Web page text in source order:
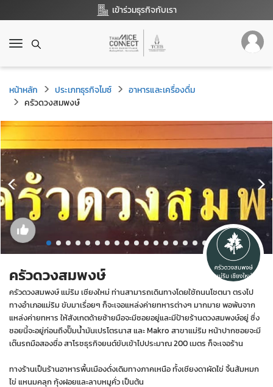
เข้าร่วมธุรกิจกับเรา
T
g
g
l
e
n
v
i
a
t
i
o
n
หน้าหลัก ประเภทธุรกิจไมซ์
อาหารและเครื่องดื่ม
ครัวดวงสมพงษ์
ครัวดวงสมพงษ์
ครัวดวงสมพงษ์ แม่ริม เชียงใหม่ ท่านสามารถเดินทางโดยใช้ถนนโชตนา ตรงไป
ทางอำเภอแม่ริม ขับมาเรื่อยๆ ก็จะเจอแหล่งค่ายทหารต่างๆ มากมาย พอพ้นจาก
แหล่งค่ายทหาร ให้สังเกตด้ายซ้ายมือจะมีซอยอยู่และมีป้ายร้านดวงสมพงษ์อยู่ ซึ่ง
ซอยนี้จะอยู่ก่อนถึงปั๊มน้ำมันเปรโตรนาส และ Makro สาขาแม่ริม หน้าปากซอยจะมี
เต๊นรถมือสองชื่อ สาโรชธุรกิจยนต์ขับเข้าไปประมาณ 200 เมตร ก็จะเจอร้าน
ทางร้านเป็นร้านอาหารพื้นเมืองดั่งเดิมทางภาคเหนือ ทั้งเชียงดาผัดไข่ จิ้นส้มหมก
ไข่ แหนมคลุก กุ้งฝอยและลาบหมูคั่ว เป็นต้น